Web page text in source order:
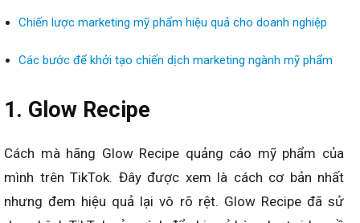
Chiến lược marketing mỹ phẩm hiệu quả cho doanh nghiệp
Các bước để khởi tạo chiến dịch marketing ngành mỹ phẩm
1. Glow Recipe
Cách mà hãng Glow Recipe quảng cáo mỹ phẩm của
mình trên TikTok. Đây được xem là cách cơ bản nhất
nhưng đem hiệu quả lại vô rõ rệt. Glow Recipe đã sử